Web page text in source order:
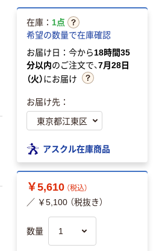
在庫： 1点
希望の数量で在庫確認
お届け日：今から18時間35
分以内のご注文で、7月28日
（火）にお届け
お届け先：
アスクル在庫商品
￥5,610 （税込）
／ ￥5,100 （税抜き）
数量